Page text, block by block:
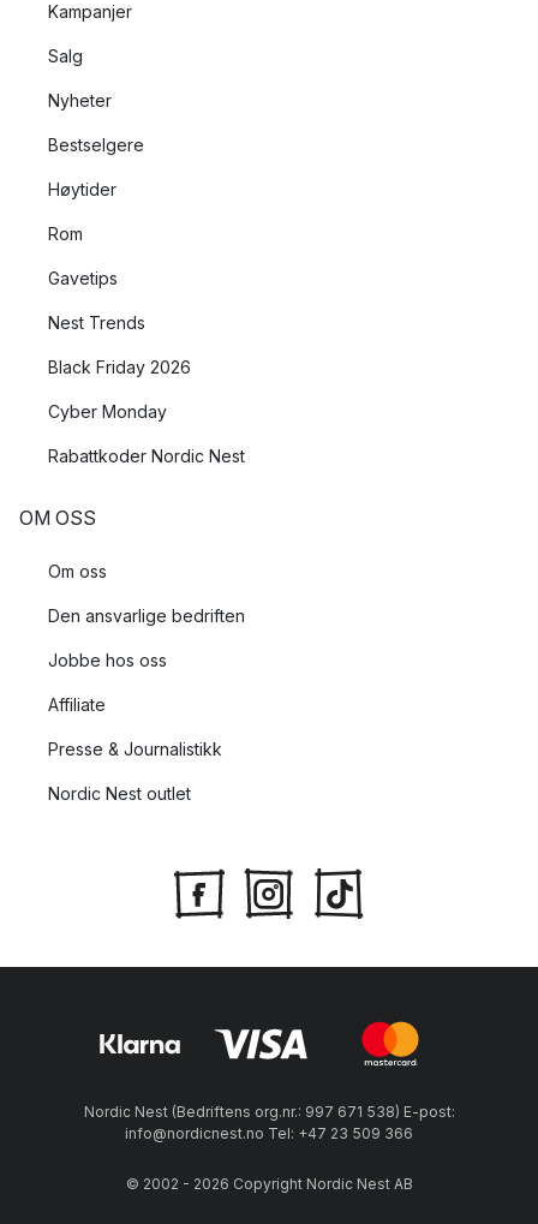
Kampanjer
Salg
Nyheter
Bestselgere
Høytider
Rom
Gavetips
Nest Trends
Black Friday 2026
Cyber Monday
Rabattkoder Nordic Nest
OM OSS
Om oss
Den ansvarlige bedriften
Jobbe hos oss
Affiliate
Presse & Journalistikk
Nordic Nest outlet
Nordic Nest (Bedriftens org.nr.: 997 671 538) E-post:
info@nordicnest.no Tel: +47 23 509 366
© 2002 - 2026 Copyright Nordic Nest AB